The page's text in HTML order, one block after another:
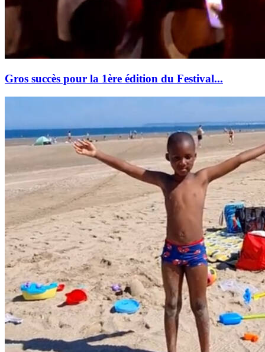
Gros succès pour la 1ère édition du Festival...